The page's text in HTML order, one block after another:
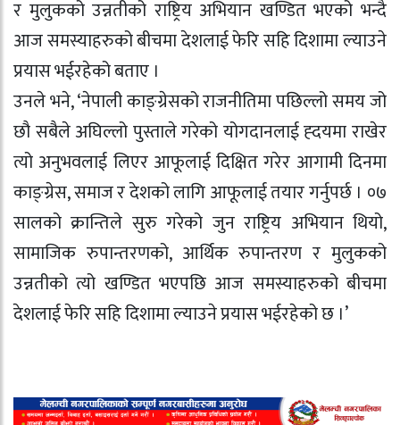
र मुलुकको उन्नतीको राष्ट्रिय अभियान खण्डित भएको भन्दै
आज समस्याहरुको बीचमा देशलाई फेरि सहि दिशामा ल्याउने
प्रयास भईरहेको बताए ।
उनले भने, ‘नेपाली काङ्ग्रेसको राजनीतिमा पछिल्लो समय जो
छौ सबैले अघिल्लो पुस्ताले गरेको योगदानलाई ह्दयमा राखेर
त्यो अनुभवलाई लिएर आफूलाई दिक्षित गरेर आगामी दिनमा
काङ्ग्रेस, समाज र देशको लागि आफूलाई तयार गर्नुपर्छ । ०७
सालको क्रान्तिले सुरु गरेको जुन राष्ट्रिय अभियान थियो,
सामाजिक रुपान्तरणको, आर्थिक रुपान्तरण र मुलुकको
उन्नतीको त्यो खण्डित भएपछि आज समस्याहरुको बीचमा
देशलाई फेरि सहि दिशामा ल्याउने प्रयास भईरहेको छ ।’